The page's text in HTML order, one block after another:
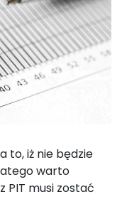
to, iż nie będzie
warto
PIT musi zostać